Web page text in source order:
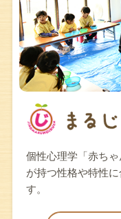
個性心理学「赤ち
が持つ性格や特性
す。